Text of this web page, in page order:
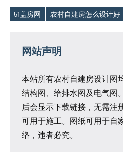
Tags
51盖房网 农村自建房怎么设计好
网站声明
本站所有农村自建房设计图
结构图、给排水图及电气图
后会显示下载链接，无需注
可用于施工。图纸可用于自
络，违者必究。